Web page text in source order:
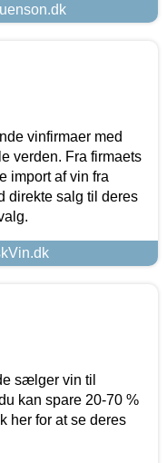
vinfirmaer med
verden. Fra firmaets
import af vin fra
direkte salg til deres
sælger vin til
kan spare 20-70 %
her for at se deres